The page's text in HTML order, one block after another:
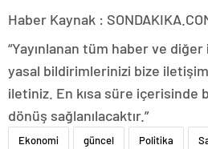
Haber Kaynak :
“Yayınlanan tüm haber ve
yasal bildirimlerinizi bize
iletiniz. En kısa süre içerisinde
dönüş sağlanılacaktır.”
Ekonomi güncel Politika